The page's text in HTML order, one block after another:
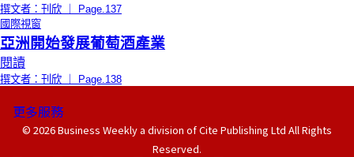
撰文者：刊欣 ｜ Page.137
國際視窗
亞洲開始發展葡萄酒產業
閱讀
撰文者：刊欣 ｜ Page.138
更多服務
© 2026 Business Weekly a division of Cite Publishing Ltd All Rights
Reserved.